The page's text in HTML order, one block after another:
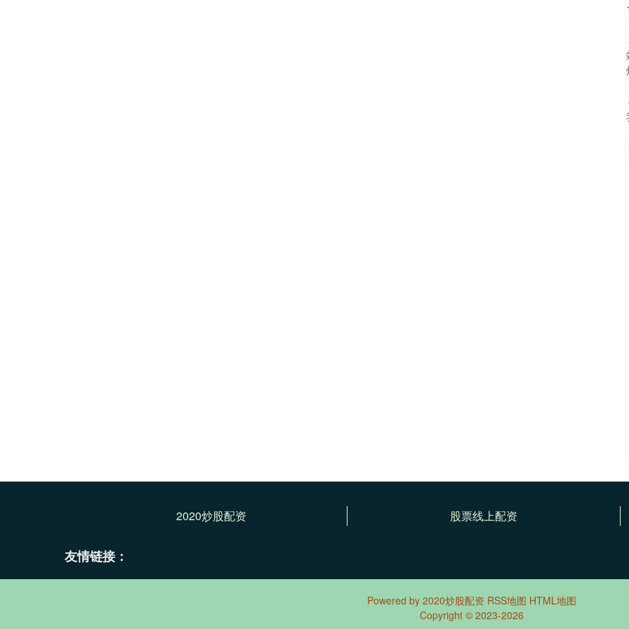
2020炒股配资 股票线上配资
友情链接：
Powered by 2020炒股配资 RSS地图 HTML地图
Copyright © 2023-2026